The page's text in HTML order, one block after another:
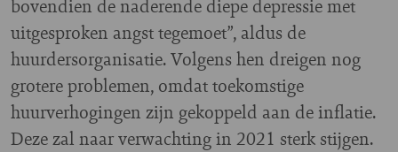
bovendien de naderende diepe depressie met
uitgesproken angst tegemoet”, aldus de
huurdersorganisatie. Volgens hen dreigen nog
grotere problemen, omdat toekomstige
huurverhogingen zijn gekoppeld aan de inflatie.
Deze zal naar verwachting in 2021 sterk stijgen.